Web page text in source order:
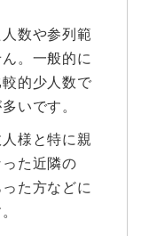
数や参列範
。一般的に
的少人数で
いです。
様と特に親
た近隣の
た方などに